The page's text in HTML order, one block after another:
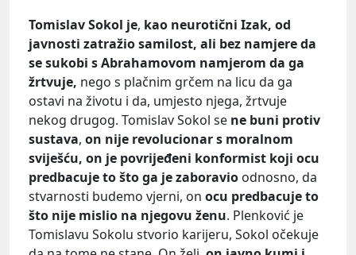
Tomislav Sokol je, kao neurotični Izak, od
javnosti zatražio samilost, ali bez namjere da
se sukobi s Abrahamovom namjerom da ga
žrtvuje, nego s plačnim grčem na licu da ga
ostavi na životu i da, umjesto njega, žrtvuje
nekog drugog. Tomislav Sokol se ne buni protiv
sustava, on nije revolucionar s moralnom
sviješću, on je povrijeđeni konformist koji ocu
predbacuje to što ga je zaboravio odnosno, da
stvarnosti budemo vjerni, on ocu predbacuje to
što nije mislio na njegovu ženu. Plenković je
Tomislavu Sokolu stvorio karijeru, Sokol očekuje